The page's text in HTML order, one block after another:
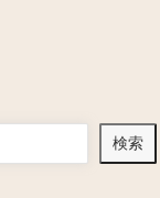
検索